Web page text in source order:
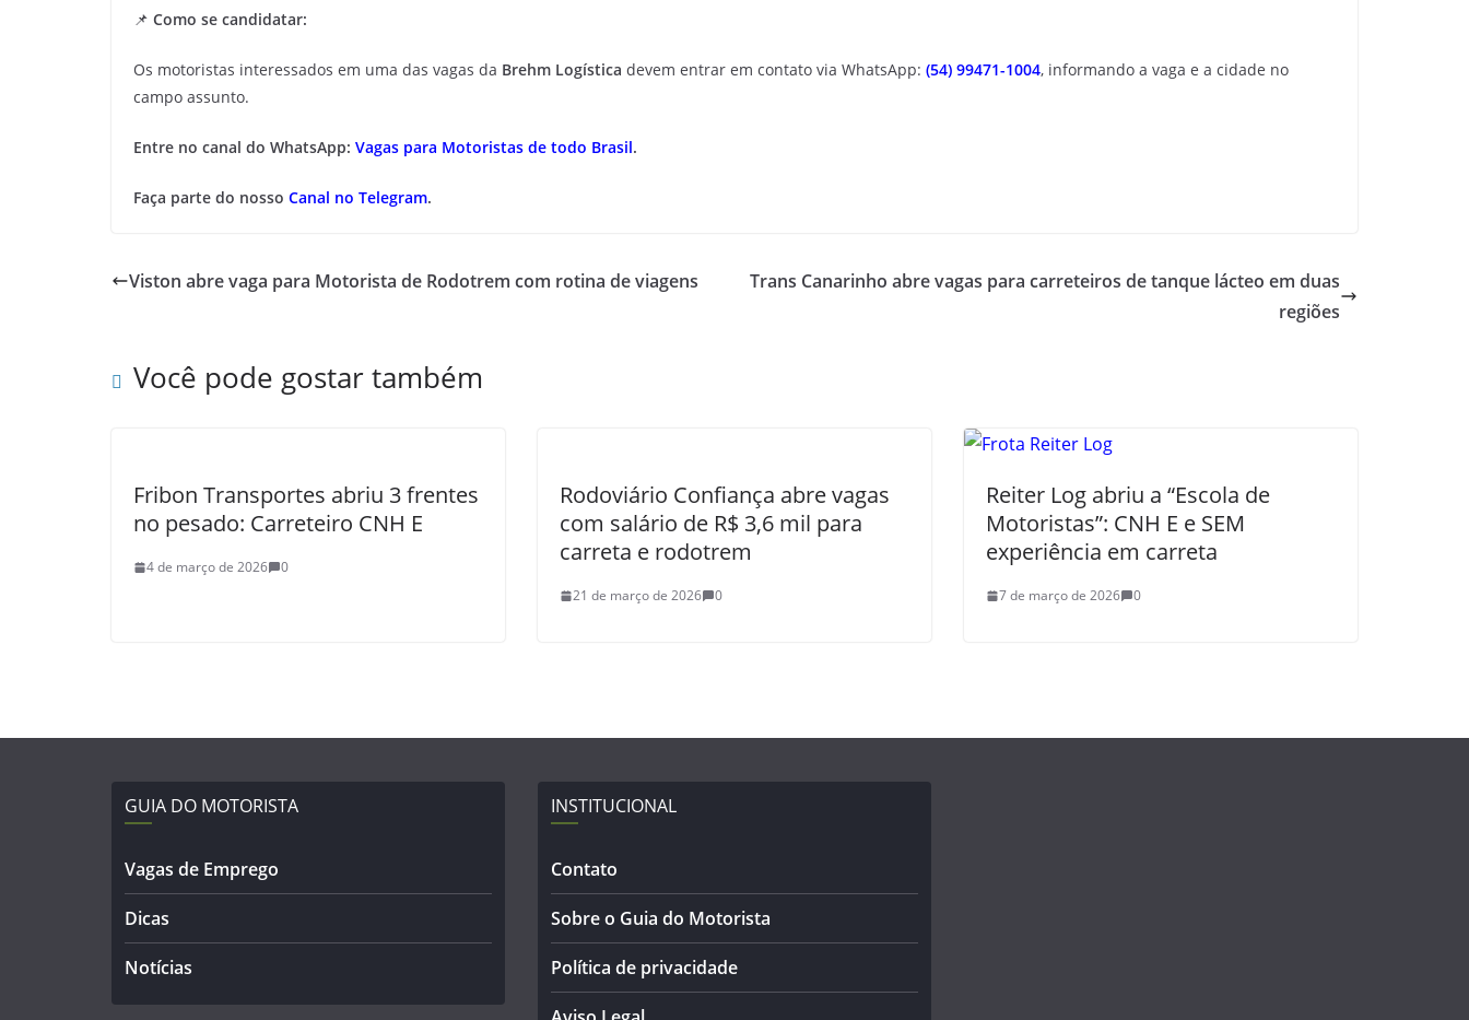
📌 Como se candidatar:
Os motoristas interessados em uma das vagas da Brehm Logística devem entrar em contato via WhatsApp: (54) 99471-1004, informando a vaga e a cidade no
campo assunto.
Entre no canal do WhatsApp: Vagas para Motoristas de todo Brasil.
Faça parte do nosso Canal no Telegram.
Viston abre vaga para Motorista de Rodotrem com rotina de viagens
Trans Canarinho abre vagas para carreteiros de tanque lácteo em duas
regiões
Você pode gostar também
Fribon Transportes abriu 3 frentes
no pesado: Carreteiro CNH E
4 de março de 2026 0
Rodoviário Confiança abre vagas
com salário de R$ 3,6 mil para
carreta e rodotrem
21 de março de 2026 0
Reiter Log abriu a “Escola de
Motoristas”: CNH E e SEM
experiência em carreta
7 de março de 2026 0
GUIA DO MOTORISTA
Vagas de Emprego
Dicas
Notícias
INSTITUCIONAL
Contato
Sobre o Guia do Motorista
Política de privacidade